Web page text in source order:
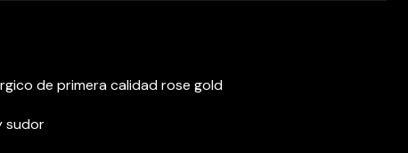
de primera calidad rose gold
sudor